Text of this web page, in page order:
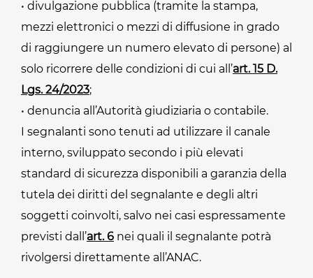
• divulgazione pubblica (tramite la stampa,
mezzi elettronici o mezzi di diffusione in grado
di raggiungere un numero elevato di persone) al
solo ricorrere delle condizioni di cui all’art. 15 D.
Lgs. 24/2023;
• denuncia all’Autorità giudiziaria o contabile.
I segnalanti sono tenuti ad utilizzare il canale
interno, sviluppato secondo i più elevati
standard di sicurezza disponibili a garanzia della
tutela dei diritti del segnalante e degli altri
soggetti coinvolti, salvo nei casi espressamente
previsti dall’art. 6 nei quali il segnalante potrà
rivolgersi direttamente all’ANAC.